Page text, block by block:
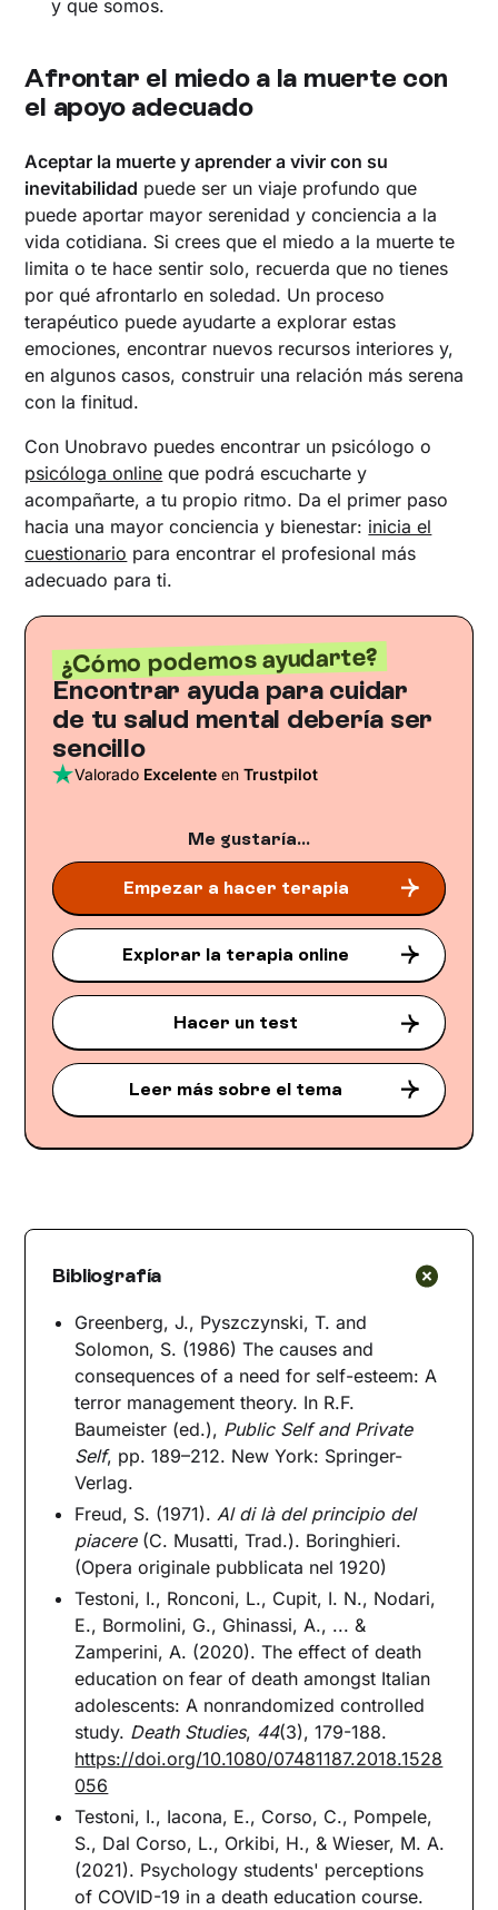
y que somos.
Afrontar el miedo a la muerte con
el apoyo adecuado
Aceptar la muerte y aprender a vivir con su
inevitabilidad puede ser un viaje profundo que
puede aportar mayor serenidad y conciencia a la
vida cotidiana. Si crees que el miedo a la muerte te
limita o te hace sentir solo, recuerda que no tienes
por qué afrontarlo en soledad. Un proceso
terapéutico puede ayudarte a explorar estas
emociones, encontrar nuevos recursos interiores y,
en algunos casos, construir una relación más serena
con la finitud.
Con Unobravo puedes encontrar un psicólogo o
psicóloga online que podrá escucharte y
acompañarte, a tu propio ritmo. Da el primer paso
hacia una mayor conciencia y bienestar: inicia el
cuestionario para encontrar el profesional más
adecuado para ti.
¿Cómo podemos ayudarte?
Encontrar ayuda para cuidar
de tu salud mental debería ser
sencillo
Valorado Excelente enTrustpilot
Me gustaría...
Empezar a hacer terapia
Explorar la terapia online
Hacer un test
Leer más sobre el tema
Bibliografía
Greenberg, J., Pyszczynski, T. and
Solomon, S. (1986) The causes and
consequences of a need for self-esteem: A
terror management theory. In R.F.
Baumeister (ed.), Public Self and Private
Self, pp. 189–212. New York: Springer-
Verlag.
Freud, S. (1971).Al di là del principio del
piacere(C. Musatti, Trad.). Boringhieri.
(Opera originale pubblicata nel 1920)
Testoni, I., Ronconi, L., Cupit, I. N., Nodari,
E., Bormolini, G., Ghinassi, A., ... &
Zamperini, A. (2020). The effect of death
education on fear of death amongst Italian
adolescents: A nonrandomized controlled
study. Death Studies, 44(3), 179-188.
https://doi.org/10.1080/07481187.2018.1528
056
Testoni, I., Iacona, E., Corso, C., Pompele,
S., Dal Corso, L., Orkibi, H., & Wieser, M. A.
(2021). Psychology students' perceptions
of COVID-19 in a death education course.